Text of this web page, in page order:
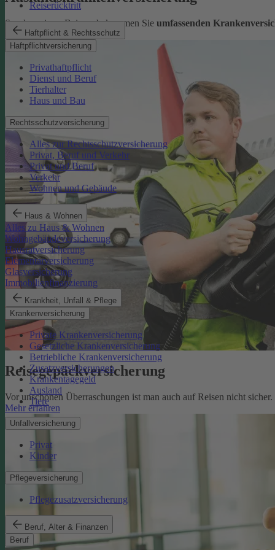
Reiserücktritt
Haftpflicht & Rechtsschutz
Haftpflichtversicherung
Privathaftpflicht
Dienst und Beruf
Tierhalter
Haus und Bau
Rechtsschutzversicherung
Alles zur Rechtsschutzversicherung
Privat, Beruf und Verkehr
Privat und Beruf
Verkehr
Wohnen und Gebäude
Haus & Wohnen
Alles zu Haus & Wohnen
Wohngebäudeversicherung
Hausratversicherung
Elementarversicherung
Glasversicherung
Immobilienfinanzierung
Krankheit, Unfall & Pflege
Krankenversicherung
Private Krankenversicherung
Gesetzliche Krankenversicherung
Betriebliche Krankenversicherung
Zusatzversicherungen
Krankentagegeld
Ausland
Tiere
Unfallversicherung
Privat
Kinder
Pflegeversicherung
Pflegezusatzversicherung
Beruf, Alter & Finanzen
Beruf
Sorglos reisen: Bei uns bekommen Sie umfassenden
Mehr erfahren
Reisegepäckversicherung
Vor unschönen Überraschungen ist man auch auf Reisen nicht
Mehr erfahren